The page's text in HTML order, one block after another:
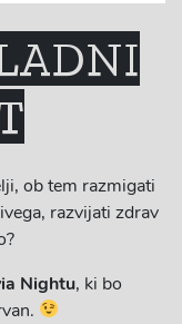
ob tem razmigati
razvijati zdrav
Nightu, ki bo